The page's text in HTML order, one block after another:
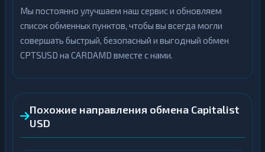
Мы постоянно улучшаем наш сервис и обновляем
список обменных пунктов, чтобы вы всегда могли
совершать быстрый, безопасный и выгодный обмен
CPTSUSD на CARDAMD вместе с нами.
Похожие направления обмена Capitalist
USD